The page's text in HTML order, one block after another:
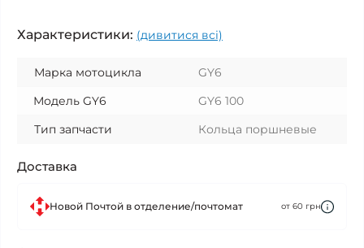
Характеристики: (дивитися всі)
Марка мотоцикла
GY6
Модель GY6
GY6 100
Тип запчасти
Кольца поршневые
Доставка
Новой Почтой в отделение/почтомат от 60 грн